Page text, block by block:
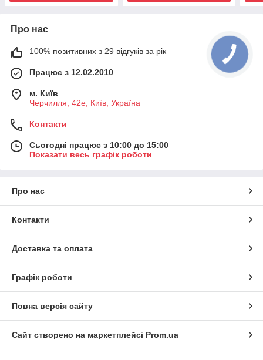
Про нас
100% позитивних з 29 відгуків за рік
Працює з 12.02.2010
м. Київ
Черчилля, 42е, Київ, Україна
Контакти
Сьогодні працює з 10:00 до 15:00
Показати весь графік роботи
Про нас
Контакти
Доставка та оплата
Графік роботи
Повна версія сайту
Сайт створено на маркетплейсі Prom.ua